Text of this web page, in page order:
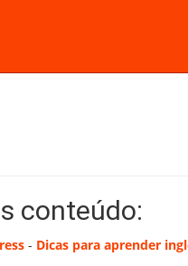
conteúdo:
- Dicas para aprender